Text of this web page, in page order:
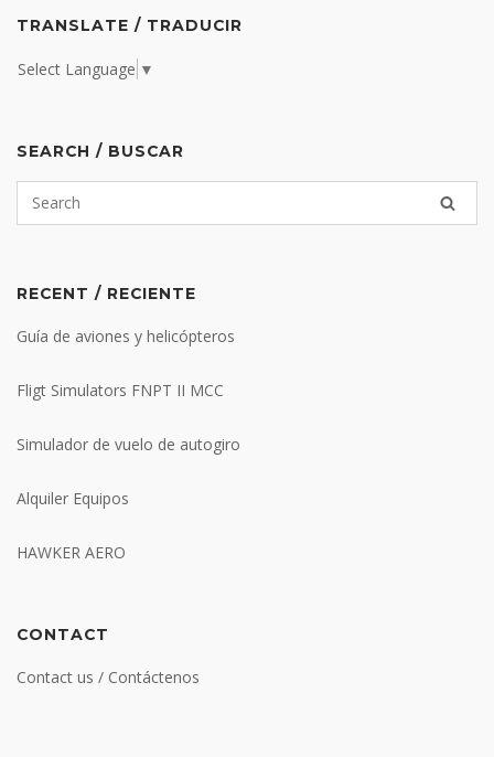
TRANSLATE / TRADUCIR
Select Language ▼
SEARCH / BUSCAR
RECENT / RECIENTE
Guía de aviones y helicópteros
Fligt Simulators FNPT II MCC
Simulador de vuelo de autogiro
Alquiler Equipos
HAWKER AERO
CONTACT
Contact us / Contáctenos